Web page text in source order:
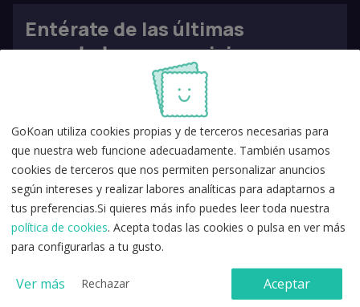
Entérate de las últimas
novedades en oposiciones
GoKoan utiliza cookies propias y de terceros necesarias para
que nuestra web funcione adecuadamente. También usamos
cookies de terceros que nos permiten personalizar anuncios
según intereses y realizar labores analíticas para adaptarnos a
tus preferencias.Si quieres más info puedes leer toda nuestra
política de cookies. Acepta todas las cookies o pulsa en ver más
para configurarlas a tu gusto.
Ver más Rechazar Aceptar